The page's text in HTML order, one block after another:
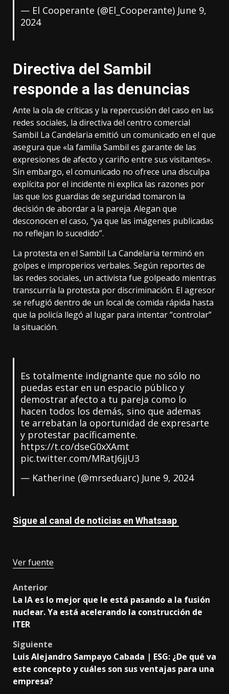
— El Cooperante (@El_Cooperante) June 9,
2024
Directiva del Sambil
responde a las denuncias
Ante la ola de críticas y la repercusión del caso en las
redes sociales, la directiva del centro comercial
Sambil La Candelaria emitió un comunicado en el que
asegura que «la familia Sambil es garante de las
expresiones de afecto y cariño entre sus visitantes».
Sin embargo, el comunicado no ofrece una disculpa
explícita por el incidente ni explica las razones por
las que los guardias de seguridad tomaron la
decisión de abordar a la pareja. Alegan que
desconocen el caso, “ya que las imágenes publicadas
no reflejan lo sucedido”.
La protesta en el Sambil La Candelaria terminó en
golpes e improperios verbales. Según reportes de
las redes sociales, un activista fue golpeado mientras
transcurría la protesta por discriminación. El agresor
se refugió dentro de un local de comida rápida hasta
que la policía llegó al lugar para intentar “controlar”
la situación.
Es totalmente indignante que no sólo no
puedas estar en un espacio público y
demostrar afecto a tu pareja como lo
hacen todos los demás, sino que ademas
te arrebatan la oportunidad de expresarte
y protestar pacíficamente.
https://t.co/dseG0xXAmt
pic.twitter.com/MRatJ6jjU3
— Katherine (@mrseduarc) June 9, 2024
Sigue al canal de noticias en Whatsaap
Ver fuente
Post
navigation
Anterior
La IA es lo mejor que le está pasando a la fusión
nuclear. Ya está acelerando la construcción de
ITER
Siguiente
Luis Alejandro Sampayo Cabada | ESG: ¿De qué va
este concepto y cuáles son sus ventajas para una
empresa?